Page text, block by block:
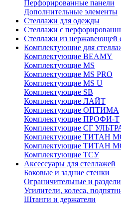
Перфорированные панели
Дополнительные элементы
Стеллажи для одежды
Стеллажи с
Стеллажи из нержавеющей
Комплектующие для
Комплектующие BEAMY
Комплектующие MS
Комплектующие MS PRO
Комплектующие MS U
Комплектующие SB
Комплектующие ЛАЙТ
Комплектующие ОПТИМА
Комплектующие ПРОФИ-Т
Комплектующие СГ
Комплектующие ТИТАН
Комплектующие ТИТАН
Комплектующие ТСУ
Аксессуары для стеллажей
Боковые и задние стенки
Ограничительные и
Усилители, колеса,
Штанги и держатели